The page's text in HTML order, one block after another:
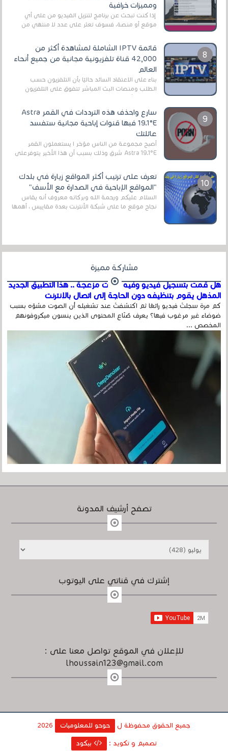
ومميزات خرافية
إذا كنت تبحث عن برنامج لتنزيل الفيديو من على أي
موقع أو منصة، فسوف تعثر على عدد لا منتهي من
قائمة IPTV الشاملة لمشاهدة أكثر من
42,000 قناة تلفزيونية مجانية من جميع أنحاء
العالم
بناءً على الاعتقاد السائد حاليًا بأن التلفزيون حسب
الطلب ومنصات البث المباشر تتفوق على التلفزيون
سارع واحذف هذه الترددات في القمر Astra
19.1°E فبها قنوات إباحية مجانية ستفسد
عائلتك
أصبح مجموعة من الناس مؤخر ا يستعملون القمر
Astra 19.1°E شرق وذلك بسبب أن هذا الأخير يتوفرعلى
تعرف على ترتيب أكثر المواقع زيارة في بلدك
"المواقع الإباحية في الصدارة مع الأسف"
السلام عليكم ورحمة الله وبركاته معروف أنه يقاس
نجاح موقع ما على شبكة الأنترنت بعدة مقاييس ، أهمها
مشاركة مميزة
هل قمت بتسجيل فيديو وفيه أصوت مزعجة .. هذا التطبيق الجديد
المذهل يقوم بتنظيفه دون الحاجة إلى اتصال بالإنترنت
كم مرة سجلتَ فيديو رائعًا ثم اكتشفتَ عند تشغيله أن الصوت مشوّه بسبب
ضوضاء غير مرغوب فيها؟ يعرف صُنّاع المحتوى الذين ينسون ميكروفونهم
المخصص ...
تصفح أرشيف المدونة
إشترك في قناتي على اليوتوب
للإعلان في الموقع تواصل معنا على :
lhoussain123@gmail.com
جميع الحقوق محفوظة ل حوحو للمعلوميات
تصميم و تكويد : بيكود